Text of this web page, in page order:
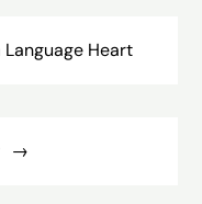
Heart